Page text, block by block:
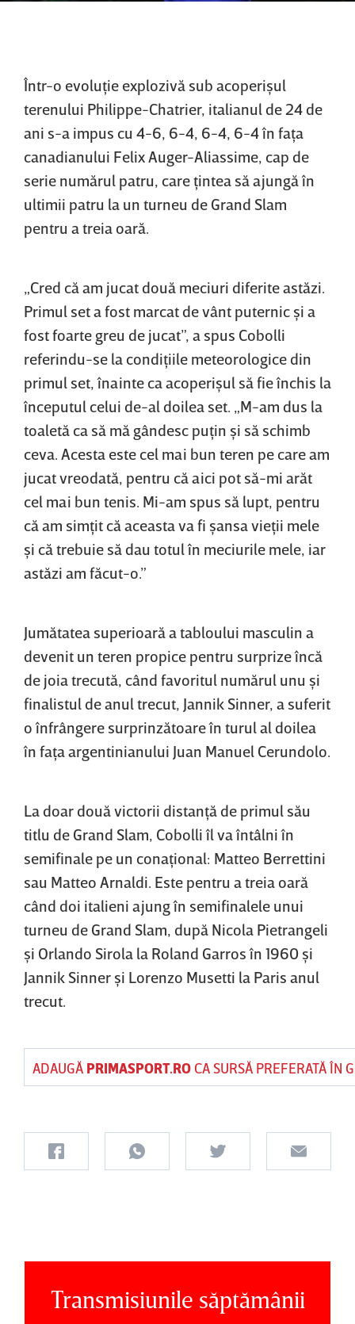
Într-o evoluţie explozivă sub acoperişul
terenului Philippe-Chatrier, italianul de 24 de
ani s-a impus cu 4-6, 6-4, 6-4, 6-4 în faţa
canadianului Felix Auger-Aliassime, cap de
serie numărul patru, care ţintea să ajungă în
ultimii patru la un turneu de Grand Slam
pentru a treia oară.
„Cred că am jucat două meciuri diferite astăzi.
Primul set a fost marcat de vânt puternic şi a
fost foarte greu de jucat”, a spus Cobolli
referindu-se la condiţiile meteorologice din
primul set, înainte ca acoperişul să fie închis la
începutul celui de-al doilea set. „M-am dus la
toaletă ca să mă gândesc puţin şi să schimb
ceva. Acesta este cel mai bun teren pe care am
jucat vreodată, pentru că aici pot să-mi arăt
cel mai bun tenis. Mi-am spus să lupt, pentru
că am simţit că aceasta va fi şansa vieţii mele
şi că trebuie să dau totul în meciurile mele, iar
astăzi am făcut-o.”
Jumătatea superioară a tabloului masculin a
devenit un teren propice pentru surprize încă
de joia trecută, când favoritul numărul unu şi
finalistul de anul trecut, Jannik Sinner, a suferit
o înfrângere surprinzătoare în turul al doilea
în faţa argentinianului Juan Manuel Cerundolo.
La doar două victorii distanţă de primul său
titlu de Grand Slam, Cobolli îl va întâlni în
semifinale pe un conaţional: Matteo Berrettini
sau Matteo Arnaldi. Este pentru a treia oară
când doi italieni ajung în semifinalele unui
turneu de Grand Slam, după Nicola Pietrangeli
şi Orlando Sirola la Roland Garros în 1960 şi
Jannik Sinner şi Lorenzo Musetti la Paris anul
trecut.
ADAUGĂ PRIMASPORT.ROCA SURSĂ PREFERATĂ ÎN
Transmisiunile săptămânii